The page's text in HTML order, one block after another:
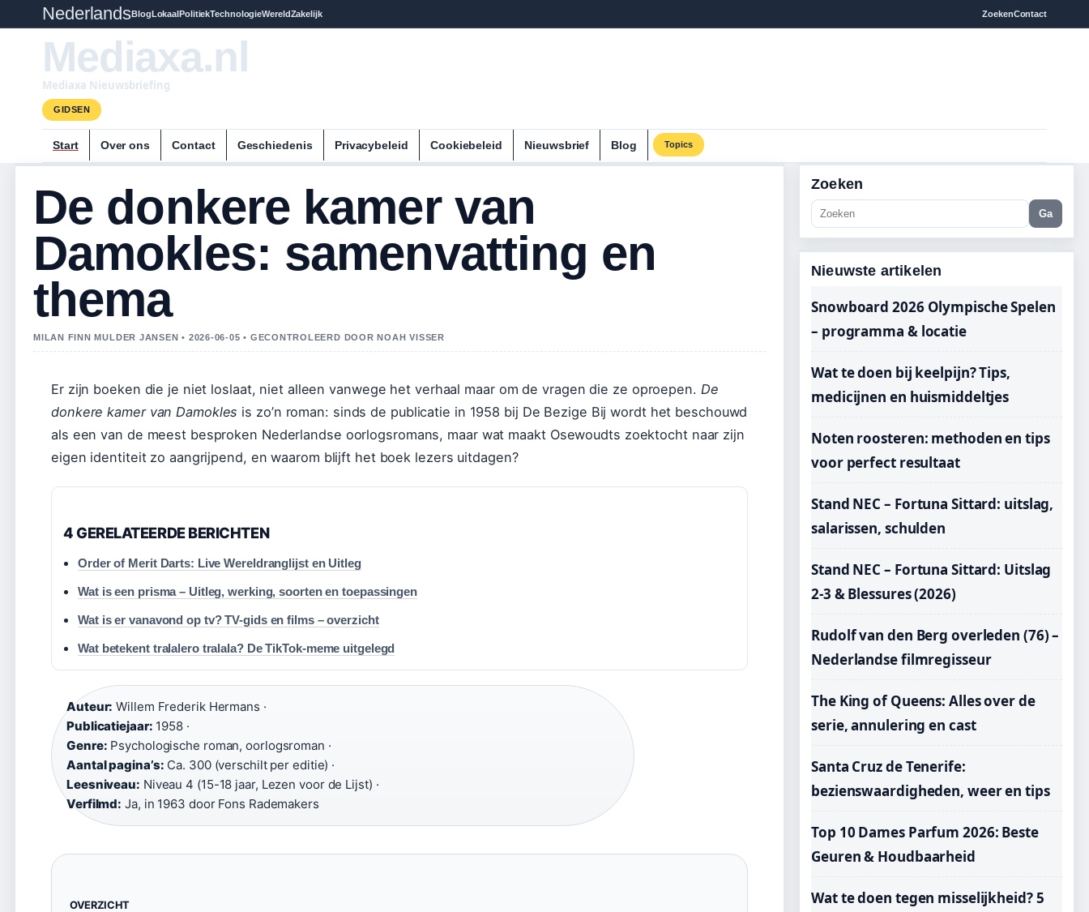
NederlandsBlogLokaalPolitiekTechnologieWereldZakelijk ZoekenContact
Mediaxa.nl
Mediaxa Nieuwsbriefing
GIDSEN
Start Over ons Contact Geschiedenis Privacybeleid Cookiebeleid Nieuwsbrief Blog Topics
De donkere kamer van
Damokles: samenvatting en
thema
MILAN FINN MULDER JANSEN • 2026-06-05 • GECONTROLEERD DOOR NOAH VISSER
Er zijn boeken die je niet loslaat, niet alleen vanwege het verhaal maar om de vragen die ze oproepen. De
donkere kamer van Damokles is zo’n roman: sinds de publicatie in 1958 bij De Bezige Bij wordt het beschouwd
als een van de meest besproken Nederlandse oorlogsromans, maar wat maakt Osewoudts zoektocht naar zijn
eigen identiteit zo aangrijpend, en waarom blijft het boek lezers uitdagen?
4 GERELATEERDE BERICHTEN
Order of Merit Darts: Live Wereldranglijst en Uitleg
Wat is een prisma – Uitleg, werking, soorten en toepassingen
Wat is er vanavond op tv? TV-gids en films – overzicht
Wat betekent tralalero tralala? De TikTok-meme uitgelegd
Auteur: Willem Frederik Hermans ·
Publicatiejaar: 1958 ·
Genre: Psychologische roman, oorlogsroman ·
Aantal pagina’s: Ca. 300 (verschilt per editie) ·
Leesniveau: Niveau 4 (15-18 jaar, Lezen voor de Lijst) ·
Verfilmd: Ja, in 1963 door Fons Rademakers
OVERZICHT
Zoeken
Ga
Nieuwste artikelen
Snowboard 2026 Olympische Spelen
– programma & locatie
Wat te doen bij keelpijn? Tips,
medicijnen en huismiddeltjes
Noten roosteren: methoden en tips
voor perfect resultaat
Stand NEC – Fortuna Sittard: uitslag,
salarissen, schulden
Stand NEC – Fortuna Sittard: Uitslag
2-3 & Blessures (2026)
Rudolf van den Berg overleden (76) –
Nederlandse filmregisseur
The King of Queens: Alles over de
serie, annulering en cast
Santa Cruz de Tenerife:
bezienswaardigheden, weer en tips
Top 10 Dames Parfum 2026: Beste
Geuren & Houdbaarheid
Wat te doen tegen misselijkheid? 5